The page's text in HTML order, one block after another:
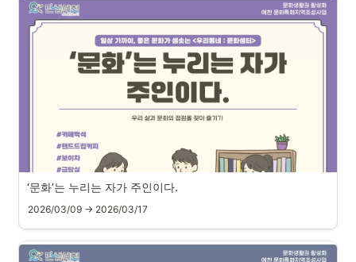
‘문화’는 누리는 자가 주인이다.
2026/03/09 → 2026/03/17